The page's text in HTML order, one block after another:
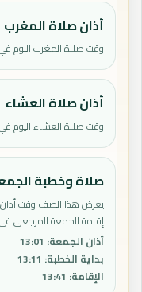
أذان صلاة المغرب
وقت صلاة المغرب اليوم
أذان صلاة العشاء
وقت صلاة العشاء اليوم
صلاة وخطبة
يعرض هذا الصف وقت أذان
إقامة الجمعة المرجعي
أذان الجمعة:
13:01
بداية الخطبة:
13:11
الإقامة:
13:41